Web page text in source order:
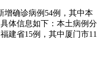
增确诊病例54例，其中本
体信息如下：本土病例分
建省15例，其中厦门市11